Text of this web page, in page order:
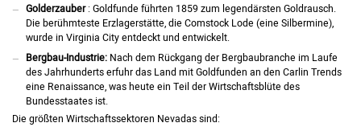
Golderzauber: Goldfunde führten 1859 zum legendärsten Goldrausch.
Die berühmteste Erzlagerstätte, die Comstock Lode (eine Silbermine),
wurde in Virginia City entdeckt und entwickelt.
Bergbau-Industrie: Nach dem Rückgang der Bergbaubranche im Laufe
des Jahrhunderts erfuhr das Land mit Goldfunden an den Carlin Trends
eine Renaissance, was heute ein Teil der Wirtschaftsblüte des
Bundesstaates ist.
Die größten Wirtschaftssektoren Nevadas sind: